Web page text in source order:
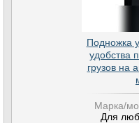
Подножка
удобства
грузов на
Марка/
Для